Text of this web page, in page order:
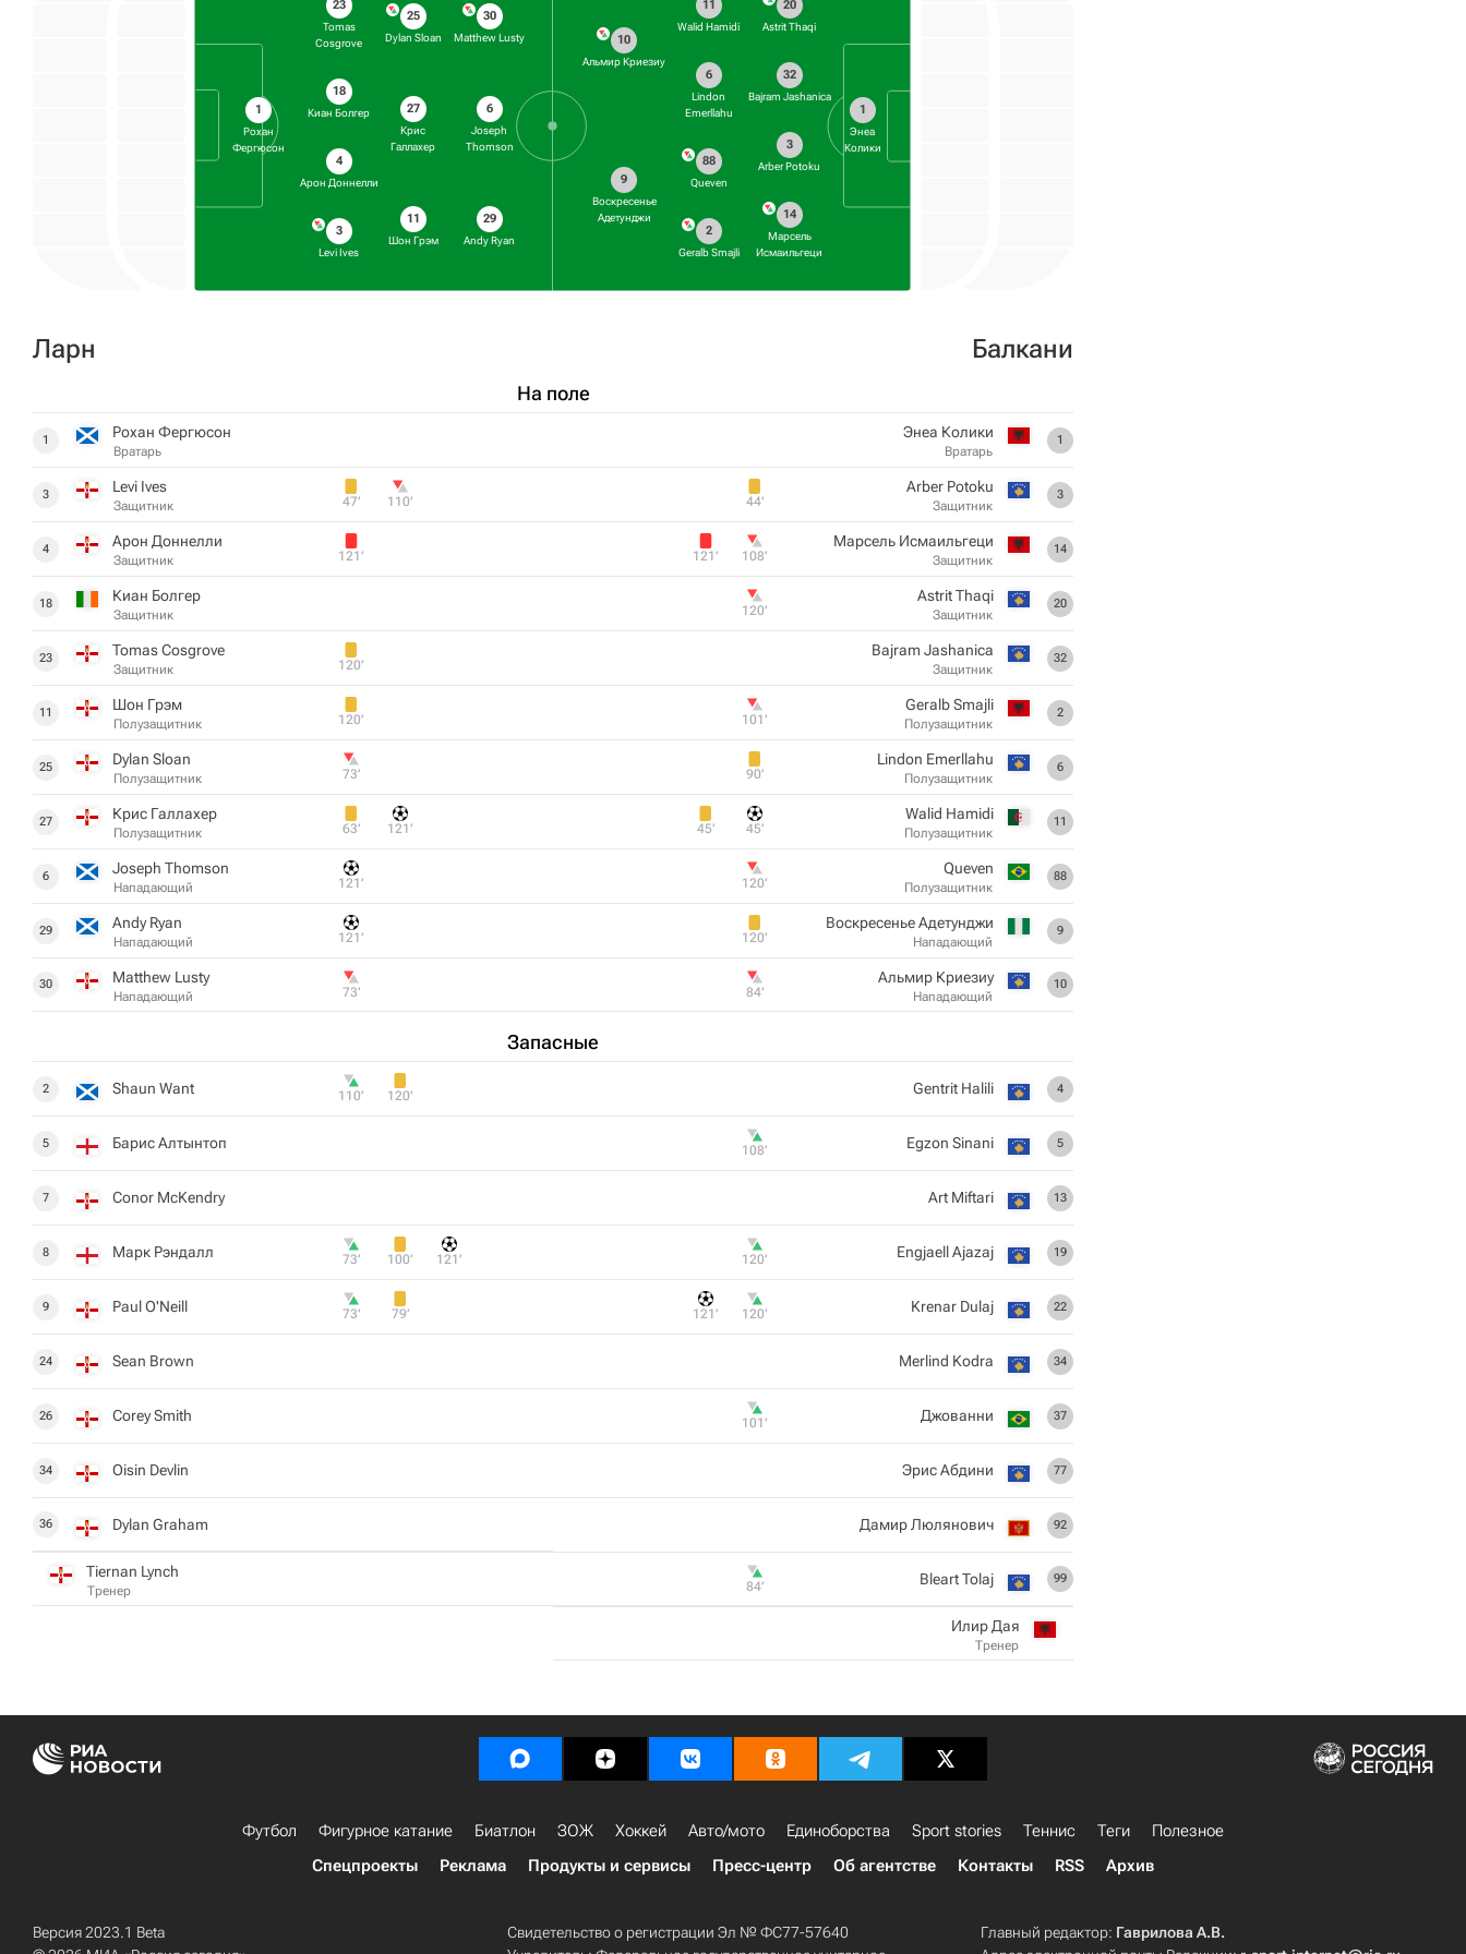
1
Рохан
Фергюсон
23
Tomas
Cosgrove
18
Киан Болгер
4
Арон Доннелли
3
Levi Ives
25
Dylan Sloan
27
Крис
Галлахер
11
Шон Грэм
30
Matthew Lusty
6
Joseph
Thomson
29
Andy Ryan
1
Энеа
Колики
20
Astrit Thaqi
32
Bajram Jashanica
3
Arber Potoku
14
Марсель
Исмаильгеци
11
Walid Hamidi
6
Lindon
Emerllahu
88
Queven
2
Geralb Smajli
10
Альмир Криезиу
9
Воскресенье
Адетунджи
Ларн
На поле
1 Рохан Фергюсон
Вратарь
3 Levi Ives
Защитник 47‎’‎ 110‎’‎
4 Арон Доннелли
Защитник 121‎’‎
18 Киан Болгер
Защитник
23 Tomas Cosgrove
Защитник 120‎’‎
11 Шон Грэм
Полузащитник 120‎’‎
25 Dylan Sloan
Полузащитник 73‎’‎
27 Крис Галлахер
Полузащитник 63‎’‎ 121‎’‎
6 Joseph Thomson
Нападающий 121‎’‎
29 Andy Ryan
Нападающий 121‎’‎
30 Matthew Lusty
Нападающий 73‎’‎
Запасные
2 Shaun Want 110‎’‎ 120‎’‎
5 Барис Алтынтоп
7 Conor McKendry
8 Марк Рэндалл 73‎’‎ 100‎’‎ 121‎’‎
9 Paul O'Neill 73‎’‎ 79‎’‎
24 Sean Brown
26 Corey Smith
34 Oisin Devlin
36 Dylan Graham
Tiernan Lynch
Тренер
Балкани
1
Энеа Колики
Вратарь
3
Arber Potoku
Защитник
44‎’‎
14
Марсель Исмаильгеци
Защитник
108‎’‎
121‎’‎
20
Astrit Thaqi
Защитник
120‎’‎
32
Bajram Jashanica
Защитник
2
Geralb Smajli
Полузащитник
101‎’‎
6
Lindon Emerllahu
Полузащитник
90‎’‎
11
Walid Hamidi
Полузащитник
45‎’‎
45‎’‎
88
Queven
Полузащитник
120‎’‎
9
Воскресенье Адетунджи
Нападающий
120‎’‎
10
Альмир Криезиу
Нападающий
84‎’‎
4
Gentrit Halili
5
Egzon Sinani
108‎’‎
13
Art Miftari
19
Engjaell Ajazaj
120‎’‎
22
Krenar Dulaj
120‎’‎
121‎’‎
34
Merlind Kodra
37
Джованни
101‎’‎
77
Эрис Абдини
92
Дамир Люлянович
99
Bleart Tolaj
84‎’‎
Илир Дая
Тренер
Футбол Фигурное катание Биатлон ЗОЖ Хоккей Авто/мото Единоборства Sport stories Теннис Теги
Полезное
Спецпроекты
Реклама Продукты и сервисы Пресс-центр Об агентстве Контакты RSS Архив
Версия 2023.1 Beta
Свидетельство о регистрации Эл № ФС77-57640
Главный редактор: Гаврилова А.В.